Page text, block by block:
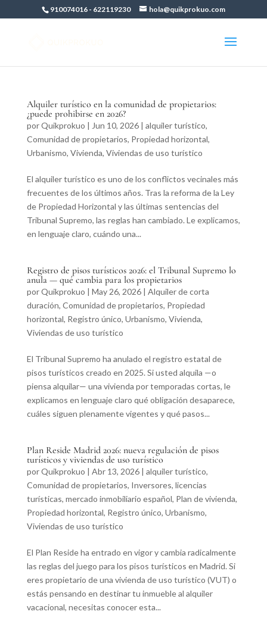
910074016- 622119230 hola@quikprokuo.com
Alquiler turístico en la comunidad de propietarios:
¿puede prohibirse en 2026?
porQuikprokuo | Jun 10, 2026| alquiler turístico,
Comunidad de propietarios, Propiedad horizontal,
Urbanismo, Vivienda, Viviendas de uso turístico
El alquiler turístico es uno de los conflictos vecinales más
frecuentes de los últimos años. Tras la reforma de la Ley
de Propiedad Horizontal y las últimas sentencias del
Tribunal Supremo, las reglas han cambiado. Le explicamos,
en lenguaje claro, cuándo una...
Registro de pisos turísticos 2026: el Tribunal Supremo lo
anula — qué cambia para los propietarios
porQuikprokuo | May 26, 2026| Alquiler de corta
duración, Comunidad de propietarios, Propiedad
horizontal, Registro único, Urbanismo, Vivienda,
Viviendas de uso turístico
El Tribunal Supremo ha anulado el registro estatal de
pisos turísticos creado en 2025. Si usted alquila —o
piensa alquilar— una vivienda por temporadas cortas, le
explicamos en lenguaje claro qué obligación desaparece,
cuáles siguen plenamente vigentes y qué pasos...
Plan Reside Madrid 2026: nueva regulación de pisos
turísticos y viviendas de uso turístico
porQuikprokuo | Abr 13, 2026| alquiler turístico,
Comunidad de propietarios, Inversores, licencias
turísticas, mercado inmobiliario español, Plan de vivienda,
Propiedad horizontal, Registro único, Urbanismo,
Viviendas de uso turístico
El Plan Reside ha entrado en vigor y cambia radicalmente
las reglas del juego para los pisos turísticos en Madrid. Si
eres propietario de una vivienda de uso turístico (VUT) o
estás pensando en destinar tu inmueble al alquiler
vacacional, necesitas conocer esta...